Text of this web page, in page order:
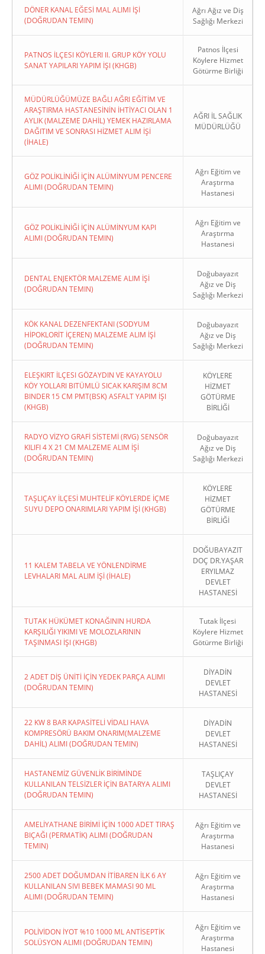
DÖNER KANAL EĞESİ MAL ALIMI İŞİ
(DOĞRUDAN TEMIN)
Ağrı Ağız ve Diş
Sağlığı Merkezi
PATNOS İLÇESI KÖYLERI II. GRUP KÖY YOLU
SANAT YAPILARI YAPIM İŞI (KHGB)
Patnos İlçesi
Köylere Hizmet
Götürme Birliği
MÜDÜRLÜĞÜMÜZE BAĞLI AĞRI EĞİTİM VE
ARAŞTIRMA HASTANESİNİN İHTİYACI OLAN 1
AYLIK (MALZEME DAHİL) YEMEK HAZIRLAMA
DAĞITIM VE SONRASI HİZMET ALIM İŞİ
(İHALE)
AĞRI İL SAĞLIK
MÜDÜRLÜĞÜ
GÖZ POLİKLİNİĞİ İÇİN ALÜMİNYUM PENCERE
ALIMI (DOĞRUDAN TEMIN)
Ağrı Eğitim ve
Araştırma
Hastanesi
GÖZ POLİKLİNİĞİ İÇİN ALÜMİNYUM KAPI
ALIMI (DOĞRUDAN TEMIN)
Ağrı Eğitim ve
Araştırma
Hastanesi
DENTAL ENJEKTÖR MALZEME ALIM İŞİ
(DOĞRUDAN TEMIN)
Doğubayazıt
Ağız ve Diş
Sağlığı Merkezi
KÖK KANAL DEZENFEKTANI (SODYUM
HİPOKLORİT İÇEREN) MALZEME ALIM İŞİ
(DOĞRUDAN TEMIN)
Doğubayazıt
Ağız ve Diş
Sağlığı Merkezi
ELEŞKIRT İLÇESI GÖZAYDIN VE KAYAYOLU
KÖY YOLLARI BITÜMLÜ SICAK KARIŞIM 8CM
BINDER 15 CM PMT(BSK) ASFALT YAPIM İŞI
(KHGB)
KÖYLERE
HİZMET
GÖTÜRME
BİRLİĞİ
RADYO VİZYO GRAFİ SİSTEMİ (RVG) SENSÖR
KILIFI 4 X 21 CM MALZEME ALIM İŞİ
(DOĞRUDAN TEMIN)
Doğubayazıt
Ağız ve Diş
Sağlığı Merkezi
TAŞLIÇAY İLÇESİ MUHTELİF KÖYLERDE İÇME
SUYU DEPO ONARIMLARI YAPIM İŞİ (KHGB)
KÖYLERE
HİZMET
GÖTÜRME
BİRLİĞİ
11 KALEM TABELA VE YÖNLENDİRME
LEVHALARI MAL ALIM İŞİ (İHALE)
DOĞUBAYAZIT
DOÇ DR.YAŞAR
ERYILMAZ
DEVLET
HASTANESİ
TUTAK HÜKÜMET KONAĞININ HURDA
KARŞILIĞI YIKIMI VE MOLOZLARININ
TAŞINMASI İŞI (KHGB)
Tutak İlçesi
Köylere Hizmet
Götürme Birliği
2 ADET DİŞ ÜNİTİ İÇİN YEDEK PARÇA ALIMI
(DOĞRUDAN TEMIN)
DİYADİN
DEVLET
HASTANESİ
22 KW 8 BAR KAPASİTELİ VİDALI HAVA
KOMPRESÖRÜ BAKIM ONARIM(MALZEME
DAHİL) ALIMI (DOĞRUDAN TEMIN)
DİYADİN
DEVLET
HASTANESİ
HASTANEMİZ GÜVENLİK BİRİMİNDE
KULLANILAN TELSİZLER İÇİN BATARYA ALIMI
(DOĞRUDAN TEMIN)
TAŞLIÇAY
DEVLET
HASTANESİ
AMELİYATHANE BİRİMİ İÇİN 1000 ADET TIRAŞ
BIÇAĞI (PERMATİK) ALIMI (DOĞRUDAN
TEMIN)
Ağrı Eğitim ve
Araştırma
Hastanesi
2500 ADET DOĞUMDAN İTİBAREN İLK 6 AY
KULLANILAN SIVI BEBEK MAMASI 90 ML
ALIMI (DOĞRUDAN TEMIN)
Ağrı Eğitim ve
Araştırma
Hastanesi
POLİVİDON İYOT %10 1000 ML ANTİSEPTİK
SOLÜSYON ALIMI (DOĞRUDAN TEMIN)
Ağrı Eğitim ve
Araştırma
Hastanesi